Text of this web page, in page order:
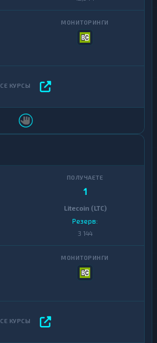
1
Litecoin (LTC)
Резерв:
3 144